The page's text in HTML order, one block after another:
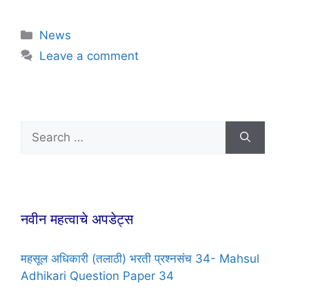
News
Leave a comment
नवीन महत्वाचे अपडेट्स
महसूल अधिकारी (तलाठी) भरती प्रश्नसंच 34- Mahsul
Adhikari Question Paper 34